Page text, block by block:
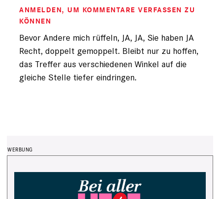
Ockenga
(nicht
ANMELDEN, UM KOMMENTARE VERFASSEN ZU
KÖNNEN
Bevor Andere mich rüffeln, JA, JA, Sie haben JA
Recht, doppelt gemoppelt. Bleibt nur zu hoffen,
das Treffer aus verschiedenen Winkel auf die
gleiche Stelle tiefer eindringen.